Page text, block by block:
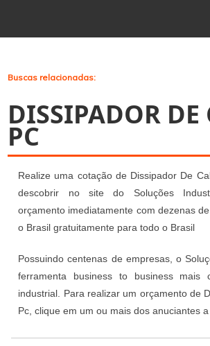
Buscas relacionadas:
DISSIPADOR DE
PC
Realize uma cotação de Dissipador De
descobrir no site do Soluções
orçamento imediatamente com dezenas
o Brasil gratuitamente para todo o Brasil
Possuindo centenas de empresas, o
ferramenta business to business mais
industrial. Para realizar um orçamento de
Pc, clique em um ou mais dos anuciantes